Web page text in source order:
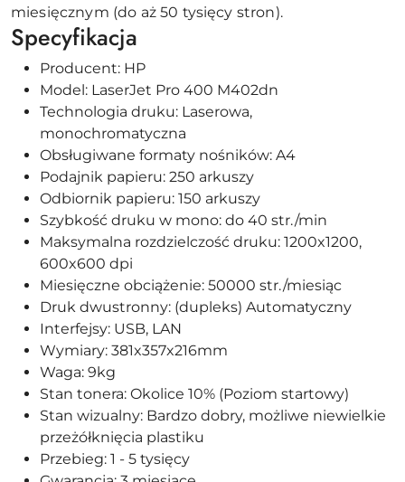
miesięcznym (do aż 50 tysięcy stron).
Specyfikacja
Producent: HP
Model: LaserJet Pro 400 M402dn
Technologia druku: Laserowa,
monochromatyczna
Obsługiwane formaty nośników: A4
Podajnik papieru: 250 arkuszy
Odbiornik papieru: 150 arkuszy
Szybkość druku w mono: do 40 str./min
Maksymalna rozdzielczość druku: 1200x1200,
600x600 dpi
Miesięczne obciążenie: 50000 str./miesiąc
Druk dwustronny: (dupleks) Automatyczny
Interfejsy: USB, LAN
Wymiary: 381x357x216mm
Waga: 9kg
Stan tonera: Okolice 10% (Poziom startowy)
Stan wizualny: Bardzo dobry, możliwe niewielkie
przeżółknięcia plastiku
Przebieg: 1 - 5 tysięcy